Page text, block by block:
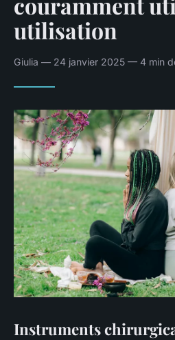
utilisation
Giulia — 24 janvier 2025 — 4 min
Instruments